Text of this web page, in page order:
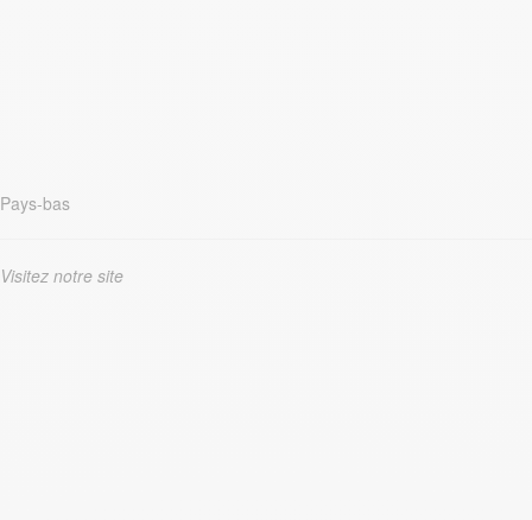
Pays-bas
Visitez notre site